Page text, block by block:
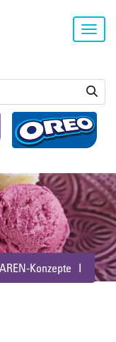
Konzepte